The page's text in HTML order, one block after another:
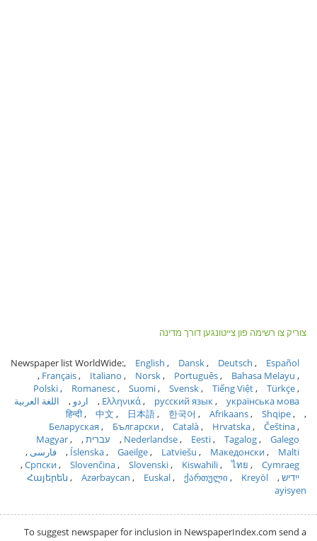
צוריק צו רשימה פון צייטונגען דורך מדינה
Newspaper list WorldWide: English Dansk Deutsch
Español
Français
Italiano Norsk Português
Bahasa Melayu
Polski
Romanesc Suomi Svensk Tiếng Việt
Türkçe
Ελληνικά
русский язык українська мова اردو
اللغة العربية
हिन्दी
中文 日本語 한국어 Afrikaans
Shqipe
Беларуская
Български Català Hrvatska
Čeština
Nederlandse
Eesti Tagalog Galego עברית
Magyar
Íslenska
Gaeilge Latviešu Македонски Malti
فارسی
Српски
Slovenčina Slovenski Kiswahili ไทย
Cymraeg
ייִדיש
Հայերեն Azərbaycan Euskal ქართული
Kreyòl
ayisyen
To suggest newspaper for inclusion in NewspaperIndex.com send a